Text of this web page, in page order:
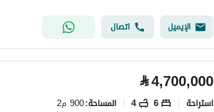
الإيميل اتصال
⃁4,700,000
استراحة 6
4 المساحة:900 م2